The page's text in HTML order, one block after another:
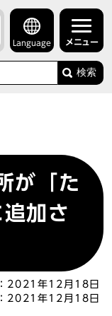
Language メニュー
検索
が「た
加さ
2021年12月18日
2021年12月18日